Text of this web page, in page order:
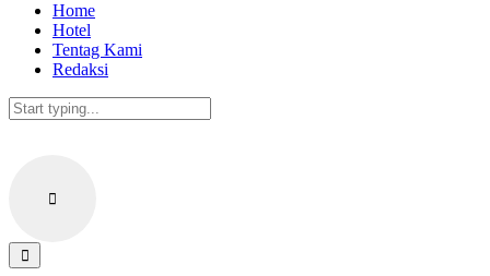
Home
Hotel
Tentag Kami
Redaksi